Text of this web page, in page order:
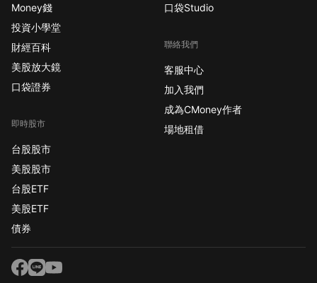
Money錢
投資小學堂
財經百科
美股放大鏡
口袋證券
即時股市
台股股市
美股股市
台股ETF
美股ETF
債券
口袋Studio
聯絡我們
客服中心
加入我們
成為CMoney作者
場地租借